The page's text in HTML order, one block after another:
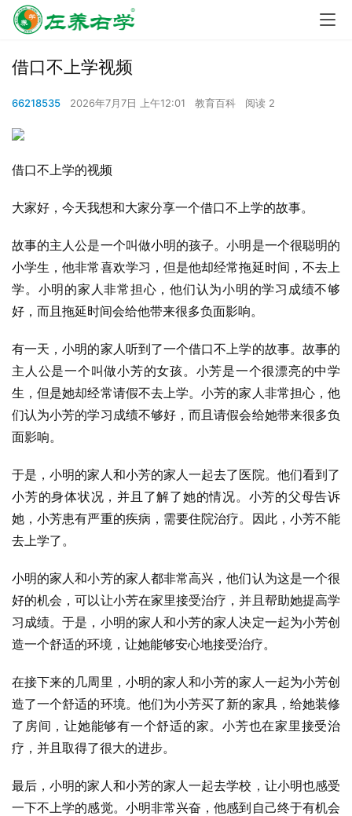
借口不上学视频
66218535 2026年7月7日 上午12:01 教育百科 阅读 2
借口不上学的视频
大家好，今天我想和大家分享一个借口不上学的故事。
故事的主人公是一个叫做小明的孩子。小明是一个很聪明的
小学生，他非常喜欢学习，但是他却经常拖延时间，不去上
学。小明的家人非常担心，他们认为小明的学习成绩不够
好，而且拖延时间会给他带来很多负面影响。
有一天，小明的家人听到了一个借口不上学的故事。故事的
主人公是一个叫做小芳的女孩。小芳是一个很漂亮的中学
生，但是她却经常请假不去上学。小芳的家人非常担心，他
们认为小芳的学习成绩不够好，而且请假会给她带来很多负
面影响。
于是，小明的家人和小芳的家人一起去了医院。他们看到了
小芳的身体状况，并且了解了她的情况。小芳的父母告诉
她，小芳患有严重的疾病，需要住院治疗。因此，小芳不能
去上学了。
小明的家人和小芳的家人都非常高兴，他们认为这是一个很
好的机会，可以让小芳在家里接受治疗，并且帮助她提高学
习成绩。于是，小明的家人和小芳的家人决定一起为小芳创
造一个舒适的环境，让她能够安心地接受治疗。
在接下来的几周里，小明的家人和小芳的家人一起为小芳创
造了一个舒适的环境。他们为小芳买了新的家具，给她装修
了房间，让她能够有一个舒适的家。小芳也在家里接受治
疗，并且取得了很大的进步。
最后，小明的家人和小芳的家人一起去学校，让小明也感受
一下不上学的感觉。小明非常兴奋，他感到自己终于有机会